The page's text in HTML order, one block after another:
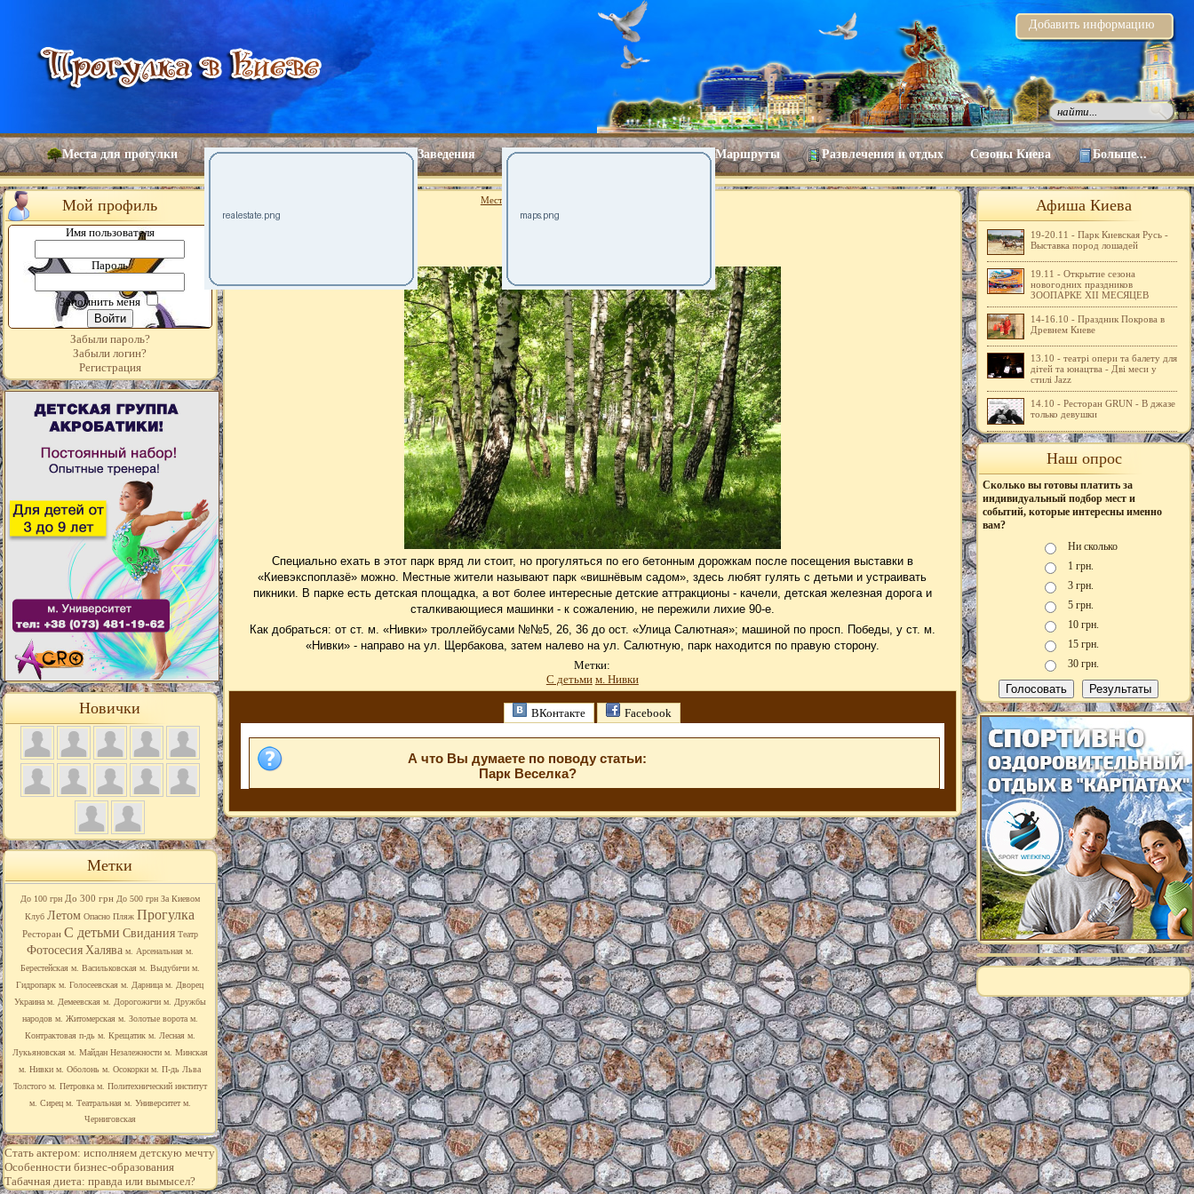
Добавить информацию
Места для прогулки Заведения Маршруты Развлечения и отдых Сезоны Киева Больше...
Мой профиль
Имя пользователя
Пароль
Запомнить меня
Забыли пароль?
Забыли логин?
Регистрация
Новички
Метки
До 100 грн До 300 грн До 500 грн За Киевом
Клуб Летом Опасно Пляж Прогулка
Ресторан С детьми Свидания Театр
Фотосесия Халява м. Арсенальная м.
Берестейская м. Васильковская м. Выдубичи м.
Гидропарк м. Голосеевская м. Дарница м. Дворец
Украина м. Демеевская м. Дорогожичи м. Дружбы
народов м. Житомерская м. Золотые ворота м.
Контрактовая п-дь м. Крещатик м. Лесная м.
Лукьяновская м. Майдан Незалежности м. Минская
м. Нивки м. Оболонь м. Осокорки м. П-дь Льва
Толстого м. Петровка м. Политехнический институт
м. Сирец м. Театральная м. Университет м.
Черниговская
Стать актером: исполняем детскую мечту
Особенности бизнес-образования
Табачная диета: правда или вымысел?
Места для прогулки
Парк Веселка
Специально ехать в этот парк вряд ли стоит, но прогуляться по его бетонным дорожкам после посещения выставки в
«Киевэкспоплазё» можно. Местные жители называют парк «вишнёвым садом», здесь любят гулять с детьми и устраивать
пикники. В парке есть детская площадка, а вот более интересные детские аттракционы - качели, детская железная дорога и
сталкивающиеся машинки - к сожалению, не пережили лихие 90-е.
Как добраться: от ст. м. «Нивки» троллейбусами №№5, 26, 36 до ост. «Улица Салютная»; машиной по просп. Победы, у ст. м.
«Нивки» - направо на ул. Щербакова, затем налево на ул. Салютную, парк находится по правую сторону.
Метки:
С детьми м. Нивки
ВКонтакте Facebook
А что Вы думаете по поводу статьи:
Парк Веселка?
Афиша Киева
19-20.11 - Парк Киевская Русь -
Выставка пород лошадей
19.11 - Открытие сезона
новогодних праздников
ЗООПАРКЕ ХІІ МЕСЯЦЕВ
14-16.10 - Праздник Покрова в
Древнем Киеве
13.10 - театрі опери та балету для
дітей та юнацтва - Дві меси у
стилі Jazz
14.10 - Ресторан GRUN - В джазе
только девушки
Наш опрос
Сколько вы готовы платить за
индивидуальный подбор мест и
событий, которые интересны именно
вам?
Ни сколько
1 грн.
3 грн.
5 грн.
10 грн.
15 грн.
30 грн.